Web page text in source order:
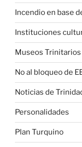
Incendio en base
Instituciones
Museos Trinitarios
No al bloqueo de
Noticias de
Personalidades
Plan Turquino